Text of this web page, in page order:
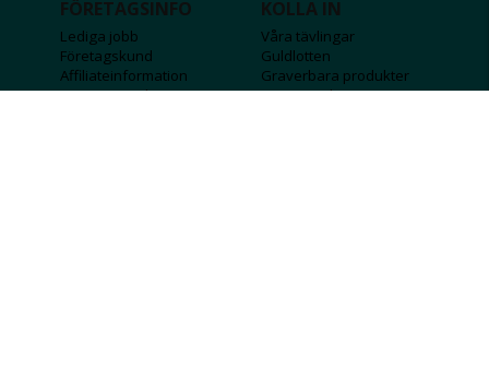
FÖRETAGSINFO
Lediga jobb
Företagskund
Affiliateinformation
Integritetspolicy
KOLLA IN
Våra tävlingar
Guldlotten
Graverbara produkter
Rosa Bandet